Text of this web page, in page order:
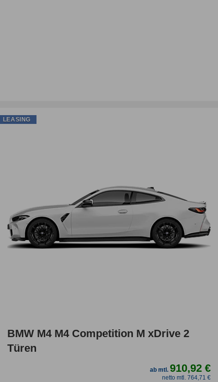
BMW M4 M4 Competition M xDrive 2
Türen
ab mtl. 910,92 €
netto mtl. 764,71 €
LEASING